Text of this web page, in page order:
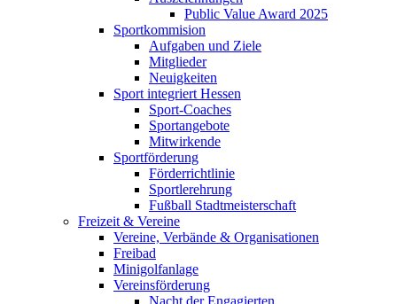
Public Value Award 2025
Sportkommision
Aufgaben und Ziele
Mitglieder
Neuigkeiten
Sport integriert Hessen
Sport-Coaches
Sportangebote
Mitwirkende
Sportförderung
Förderrichtlinie
Sportlerehrung
Fußball Stadtmeisterschaft
Freizeit & Vereine
Vereine, Verbände & Organisationen
Freibad
Minigolfanlage
Vereinsförderung
Nacht der Engagierten